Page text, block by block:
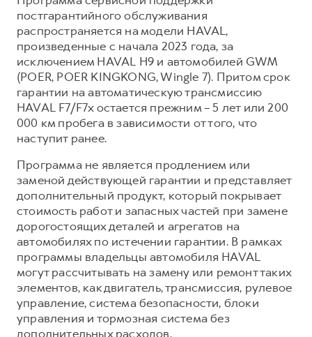
HAVAL Лизинг
АКСЕССУАРЫ HAVAL
Автомобильные аксессуары
Коллекция CITY
Коллекция Базовая
Коллекция Детская
АКСЕССУАРЫ HAVAL
Автомобильные аксессуары
Коллекция CITY
Коллекция Базовая
Коллекция Детская
постгарантийного обслуживания
распространяется на модели HAVAL,
произведенные с начала 2023 года, за
исключением HAVAL H9 и автомобилей GWM
(POER, POER KINGKONG, Wingle 7). Притом срок
гарантии на автоматическую трансмиссию
HAVAL F7/F7x остается прежним – 5 лет или 200
000 км пробега в зависимости от того, что
наступит ранее.
Программа не является продлением или
заменой действующей гарантии и представляет
дополнительный продукт, который покрывает
стоимость работ и запасных частей при замене
дорогостоящих деталей и агрегатов на
автомобилях по истечении гарантии. В рамках
программы владельцы автомобиля HAVAL
могут рассчитывать на замену или ремонт таких
элементов, как двигатель, трансмиссия, рулевое
управление, система безопасности, блоки
управления и тормозная система без
дополнительных расходов.